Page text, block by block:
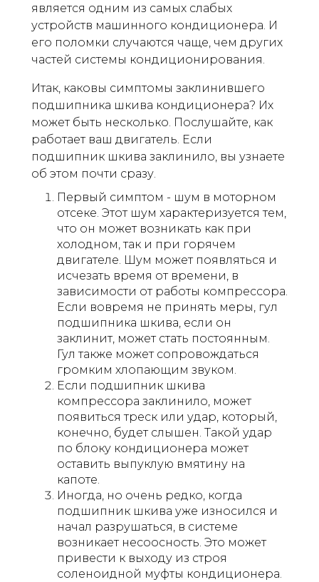
является одним из самых слабых
устройств машинного кондиционера. И
его поломки случаются чаще, чем других
частей системы кондиционирования.
Итак, каковы симптомы заклинившего
подшипника шкива кондиционера? Их
может быть несколько. Послушайте, как
работает ваш двигатель. Если
подшипник шкива заклинило, вы узнаете
об этом почти сразу.
Первый симптом - шум в моторном
отсеке. Этот шум характеризуется тем,
что он может возникать как при
холодном, так и при горячем
двигателе. Шум может появляться и
исчезать время от времени, в
зависимости от работы компрессора.
Если вовремя не принять меры, гул
подшипника шкива, если он
заклинит, может стать постоянным.
Гул также может сопровождаться
громким хлопающим звуком.
Если подшипник шкива
компрессора заклинило, может
появиться треск или удар, который,
конечно, будет слышен. Такой удар
по блоку кондиционера может
оставить выпуклую вмятину на
капоте.
Иногда, но очень редко, когда
подшипник шкива уже износился и
начал разрушаться, в системе
возникает несоосность. Это может
привести к выходу из строя
соленоидной муфты кондиционера.